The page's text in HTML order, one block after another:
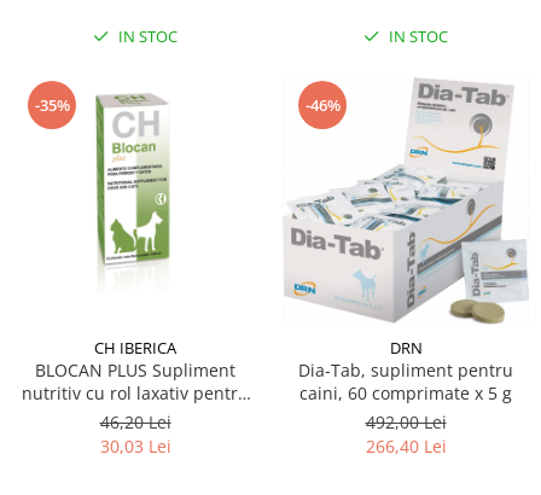
IN STOC IN STOC
-35%
CH IBERICA
BLOCAN PLUS Supliment
nutritiv cu rol laxativ pentru
caini si pisici 100 ml
46,20 Lei
30,03 Lei
-46%
DRN
Dia-Tab, supliment pentru
caini, 60 comprimate x 5 g
492,00 Lei
266,40 Lei